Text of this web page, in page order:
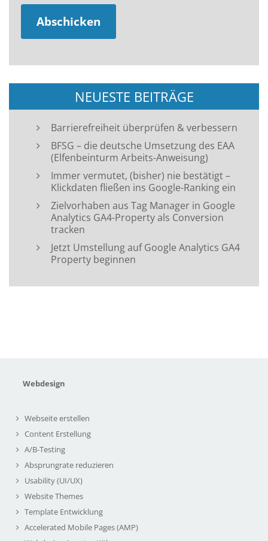
NEUESTE BEITRÄGE
Barrierefreiheit überprüfen & verbessern
BFSG – die deutsche Umsetzung des EAA
(Elfenbeinturm Arbeits-Anweisung)
Immer vermutet, (bisher) nie bestätigt –
Klickdaten fließen ins Google-Ranking ein
Zielvorhaben aus Tag Manager in Google
Analytics GA4-Property als Conversion
tracken
Jetzt Umstellung auf Google Analytics GA4
Property beginnen
Webdesign
Webseite erstellen
Content Erstellung
A/B-Testing
Absprungrate reduzieren
Usability (UI/UX)
Website Themes
Template Entwicklung
Accelerated Mobile Pages (AMP)